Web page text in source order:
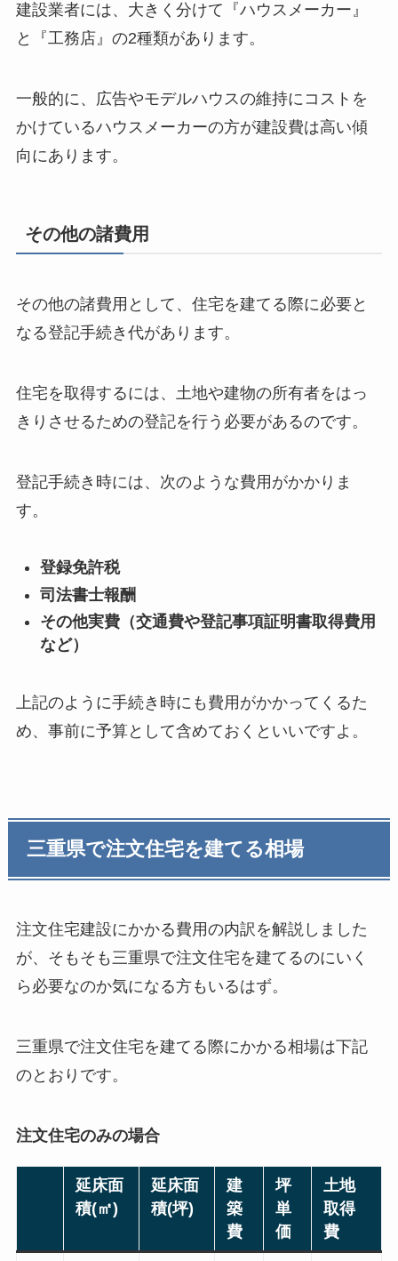
建設業者には、大きく分けて『ハウスメーカー』
と『工務店』の2種類があります。
一般的に、広告やモデルハウスの維持にコストを
かけているハウスメーカーの方が建設費は高い傾
向にあります。
その他の諸費用
その他の諸費用として、住宅を建てる際に必要と
なる登記手続き代があります。
住宅を取得するには、土地や建物の所有者をはっ
きりさせるための登記を行う必要があるのです。
登記手続き時には、次のような費用がかかりま
す。
登録免許税
司法書士報酬
その他実費（交通費や登記事項証明書取得費用
など）
上記のように手続き時にも費用がかかってくるた
め、事前に予算として含めておくといいですよ。
三重県で注文住宅を建てる相場
注文住宅建設にかかる費用の内訳を解説しました
が、そもそも三重県で注文住宅を建てるのにいく
ら必要なのか気になる方もいるはず。
三重県で注文住宅を建てる際にかかる相場は下記
のとおりです。
注文住宅のみの場合
延床面
積(㎡)
延床面
積(坪)
建
築
費
坪
単
価
土地
取得
費